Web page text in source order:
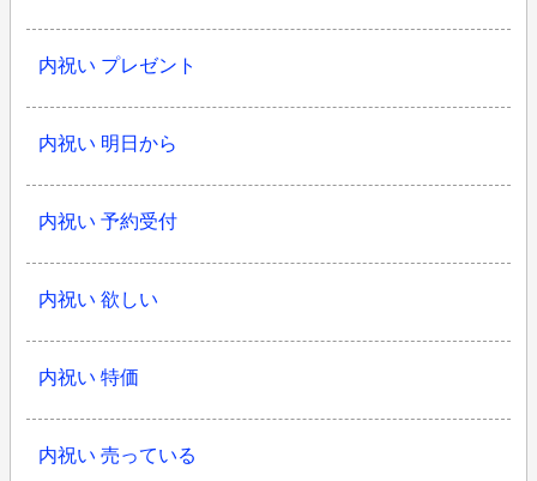
内祝い プレゼント
内祝い 明日から
内祝い 予約受付
内祝い 欲しい
内祝い 特価
内祝い 売っている